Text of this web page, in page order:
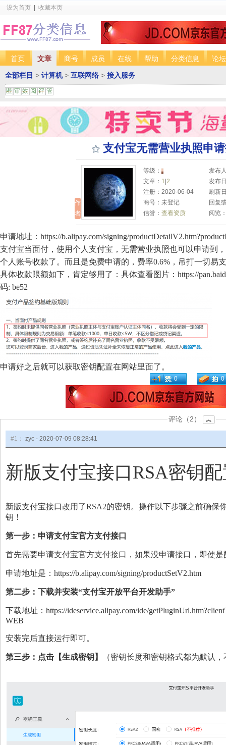
设为首页 收藏本页
首页 文章 商号 成员 在线 帮助 分类信息 论坛
全部栏目 > 计算机> 互联网络 > 接入服务
匿 审 效 阅 评 管
支付宝无需营业执照申
作
者
等级：
文章： 1 2
注册：2020-06-04
商号：未登记
信誉： 查看资质
发布
发布
刷新
回复
阅览
申请地址： https://b.alipay.com/signing/
支付宝当面付，使用个人支付宝， 无需营业执照也可以申请到
个人账号收款了。而且是免费申请的，费率0.6%，吊打一切易
具体收款限额如下， 肯定够用了：具体查看图片：https://
码: be52
申请好之后就可以获取密钥配置在网站里面了。
0 0
评论（2） ︽
#1： zyc - 2020-07-09 08:28:41
新版支付宝接口RSA密钥
新版支付宝接口改用了RSA2的密钥。操作以下步骤之前确保
钥！
第一步：申请支付宝官方支付接口
首先需要申请支付宝官方支付接口，如果没申请接口，即使
申请地址是： https://b.alipay.com/signing/productSetV2.htm
第二步：下载并安装“支付宝开放平台开发助手”
下载地址： https://ideservice.alipay.com/ide/
WEB
安装完后直接运行即可。
第三步：点击【生成密钥】 （密钥长度和密钥格式都为默认